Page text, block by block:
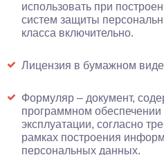
использовать при
систем защиты
класса включительно.
Лицензия в бумажном
Формуляр – документ,
программном
эксплуатации, согласно
рамках построения
персональных данных.